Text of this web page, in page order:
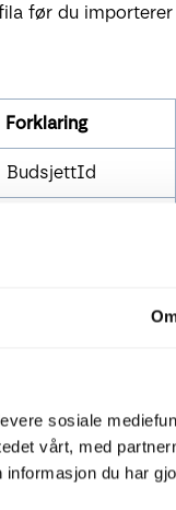
sosiale
vårt, med
du har
før du importerer
Forklaring
BudsjettId
Kontonavn
Januar